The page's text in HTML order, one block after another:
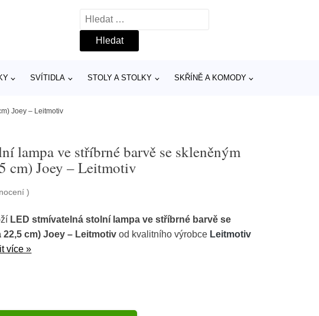
Vyhledávání
SVÍTIDLA STOLY A STOLKY SKŘÍNĚ A KOMODY
Joey – Leitmotiv
lampa ve stříbrné barvě se skleněným
cm) Joey – Leitmotiv
)
LED stmívatelná stolní lampa ve stříbrné barvě se
cm) Joey – Leitmotiv od kvalitního výrobce Leitmotiv
více »